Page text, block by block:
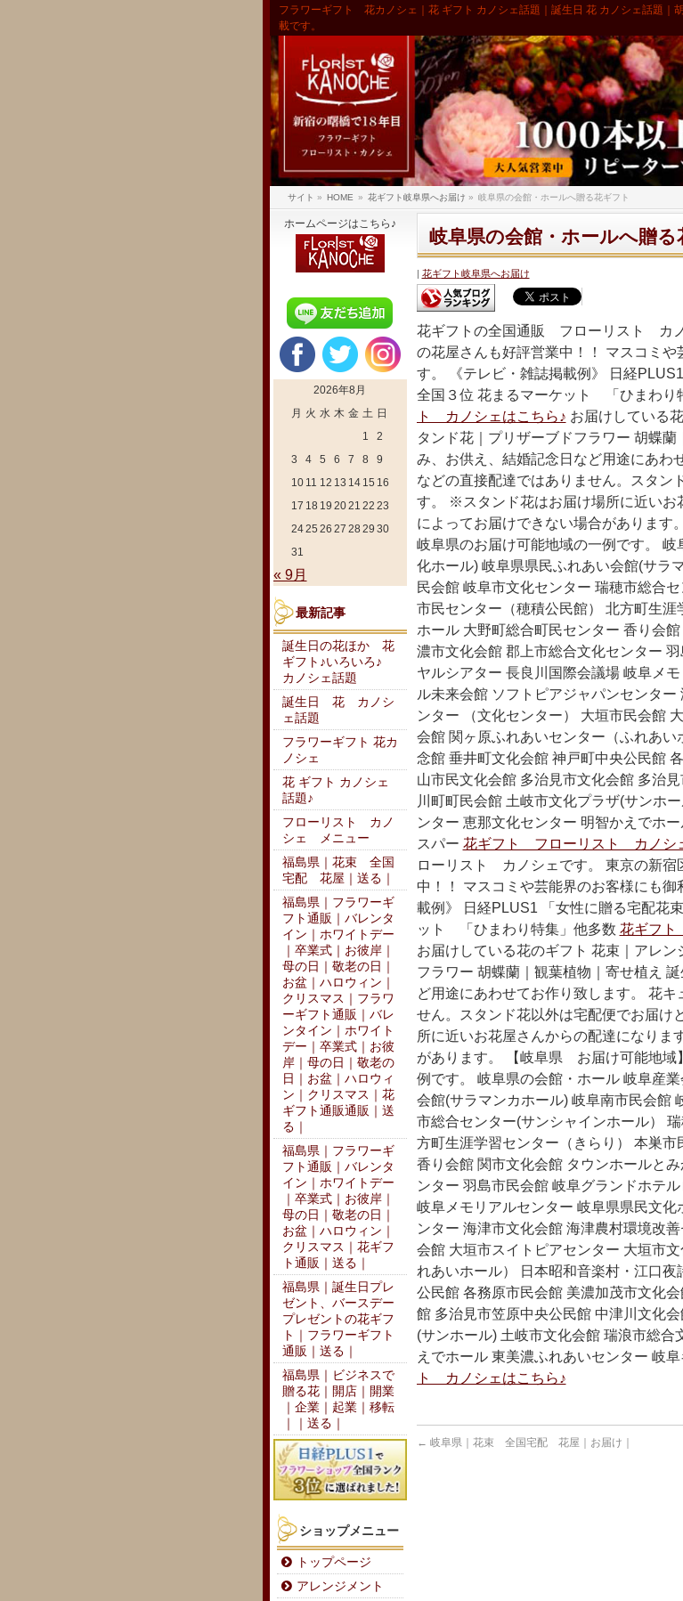
フラワーギフト 花カノシェ｜花 ギフト カノシェ話題｜誕生日 花 カノシェ話題｜
載です。
サイト » HOME » 花ギフト岐阜県へお届け » 岐阜県の会館・ホールへ贈る花ギフト
岐阜県の会館・ホールへ贈る
花ギフト岐阜県へお届け
花ギフトの全国通販 フローリスト カ
の花屋さんも好評営業中！！ マスコミ
す。 《テレビ・雑誌掲載例》 日経
全国３位 花まるマーケット 「ひまわり
ト カノシェはこちら♪ お届けしている
タンド花｜プリザーブドフラワー 胡蝶
み、お供え、結婚記念日など用途にあわ
などの直接配達ではありません。スタン
す。 ※スタンド花はお届け場所に近いお
によってお届けできない場合がありま
岐阜県のお届け可能地域の一例です。
化ホール) 岐阜県県民ふれあい会館(サラ
民会館 岐阜市文化センター 瑞穂市総合
市民センター（穂積公民館） 北方町生
ホール 大野町総合町民センター 香り会
濃市文化会館 郡上市総合文化センター
ヤルシアター 長良川国際会議場 岐阜メ
ル未来会館 ソフトピアジャパンセンタ
ンター （文化センター） 大垣市民会館
会館 関ヶ原ふれあいセンター（ふれあ
念館 垂井町文化会館 神戸町中央公民館
山市民文化会館 多治見市文化会館 多治
川町町民会館 土岐市文化プラザ(サンホ
ンター 恵那文化センター 明智かえでホ
スパー 花ギフト フローリスト カノシ
ローリスト カノシェです。 東京の新宿
中！！ マスコミや芸能界のお客様にも
載例》 日経PLUS1 「女性に贈る宅配花
ット 「ひまわり特集」他多数 花ギフ
お届けしている花のギフト 花束｜アレ
フラワー 胡蝶蘭｜観葉植物｜寄せ植え
ど用途にあわせてお作り致します。 花
せん。スタンド花以外は宅配便でお届
所に近いお花屋さんからの配達になりま
があります。 【岐阜県 お届け可能地域
例です。 岐阜県の会館・ホール 岐阜産
会館(サラマンカホール) 岐阜南市民会館
市総合センター(サンシャインホール）
方町生涯学習センター（きらり） 本巣
香り会館 関市文化会館 タウンホールと
ンター 羽島市民会館 岐阜グランドホテ
岐阜メモリアルセンター 岐阜県県民文
ンター 海津市文化会館 海津農村環境改
会館 大垣市スイトピアセンター 大垣市
れあいホール） 日本昭和音楽村・江口
公民館 各務原市民会館 美濃加茂市文化
館 多治見市笠原中央公民館 中津川文化
(サンホール) 土岐市文化会館 瑞浪市総
えでホール 東美濃ふれあいセンター 岐
ト カノシェはこちら♪
← 岐阜県｜花束 全国宅配 花屋｜お届け｜
ホームページはこちら♪
2026年8月
月 火 水 木 金 土 日
1
2
3
4 5 6 7 8
9
10 11 12 13 14 15 16
17 18 19 2021 22 23
2425 26 27 28 29 30
31
« 9月
最新記事
誕生日の花ほか 花
ギフト♪いろいろ♪
カノシェ話題
誕生日 花 カノシ
ェ話題
フラワーギフト 花カ
ノシェ
花 ギフト カノシェ
話題♪
フローリスト カノ
シェ メニュー
福島県｜花束 全国
宅配 花屋｜送る｜
福島県｜フラワーギ
フト通販｜バレンタ
イン｜ホワイトデー
｜卒業式｜お彼岸｜
母の日｜敬老の日｜
お盆｜ハロウィン｜
クリスマス｜フラワ
ーギフト通販｜バレ
ンタイン｜ホワイト
デー｜卒業式｜お彼
岸｜母の日｜敬老の
日｜お盆｜ハロウィ
ン｜クリスマス｜花
ギフト通販通販｜送
る｜
福島県｜フラワーギ
フト通販｜バレンタ
イン｜ホワイトデー
｜卒業式｜お彼岸｜
母の日｜敬老の日｜
お盆｜ハロウィン｜
クリスマス｜花ギフ
ト通販｜送る｜
福島県｜誕生日プレ
ゼント、バースデー
プレゼントの花ギフ
ト｜フラワーギフト
通販｜送る｜
福島県｜ビジネスで
贈る花｜開店｜開業
｜企業｜起業｜移転
｜｜送る｜
ショップメニュー
トップページ
アレンジメント